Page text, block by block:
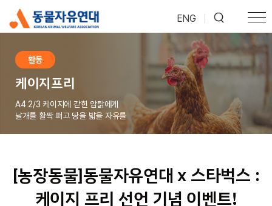
ENG
활동
케이지프리
A4 2/3 케이지에 갇힌 암탉에게
날개를 활짝 펴고 땅을 밟을 자유를
[농장동물]동물자유연대 x 스타벅스 :
케이지 프리 선언 기념 이벤트!